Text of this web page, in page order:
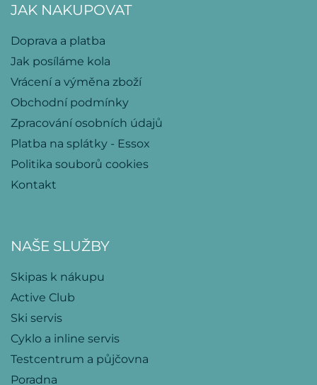
JAK NAKUPOVAT
Doprava a platba
Jak posíláme kola
Vrácení a výměna zboží
Obchodní podmínky
Zpracování osobních údajů
Platba na splátky - Essox
Politika souborů cookies
Kontakt
NAŠE SLUŽBY
Skipas k nákupu
Active Club
Ski servis
Cyklo a inline servis
Testcentrum a půjčovna
Poradna